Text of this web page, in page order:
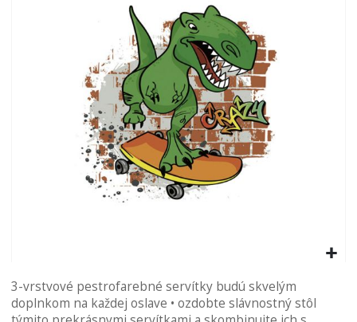
na
začiatok
3-vrstvové pestrofarebné servítky budú skvelým
doplnkom na každej oslave • ozdobte slávnostný stôl